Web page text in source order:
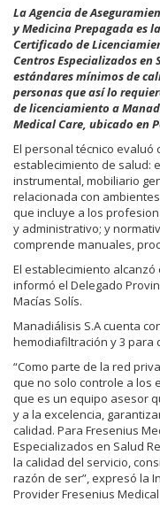
La Agencia de
y Medicina Prepagada es
Certificado de
Centros Especializados en
estándares mínimos de
personas que así lo
de licenciamiento a
Medical Care, ubicado en
El personal técnico evaluó
establecimiento de salud:
instrumental, mobiliario
relacionada con
que incluye a los
y administrativo; y
comprende manuales,
El establecimiento alcanzó
informó el Delegado
Macías Solís.
Manadiálisis S.A cuenta
hemodiafiltración y 3 para
“Como parte de la red
que no solo controle a los
que es un equipo asesor
y a la excelencia,
calidad. Para Fresenius
Especializados en Salud
la calidad del servicio,
razón de ser”, expresó la
Provider Fresenius Medical